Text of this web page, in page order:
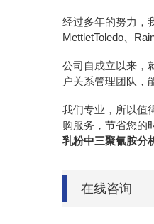
经过多年的努力，
MettletToledo、
公司自成立以来，
户关系管理团队，
我们专业，所以值
购服务，节省您的
乳粉中三聚氰胺分
在线咨询